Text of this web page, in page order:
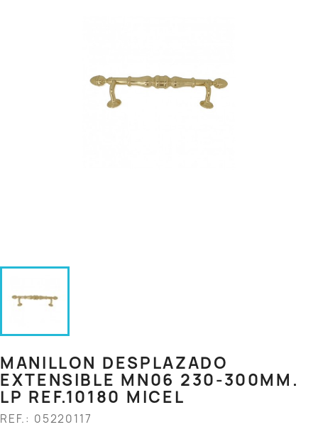
MANILLON DESPLAZADO
EXTENSIBLE MN06 230-300MM.
LP REF.10180 MICEL
REF.: 05220117